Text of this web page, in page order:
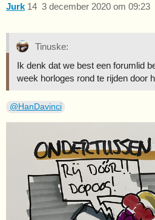
Jurk 3 december 2020 om 09:23
14
Tinuske:
Ik denk dat we best een forumlid
week horloges rond te rijden door
@HanDavinci